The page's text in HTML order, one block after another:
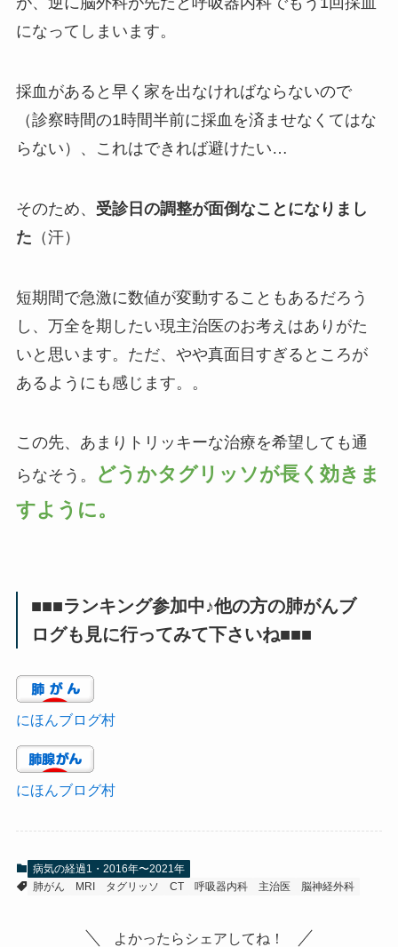
になってしまいます。
採血があると早く家を出なければならないので
（診察時間の1時間半前に採血を済ませなくてはな
らない）、これはできれば避けたい…
そのため、 受診日の調整が面倒なことになりまし
た （汗）
短期間で急激に数値が変動することもあるだろう
し、万全を期したい現主治医のお考えはありがた
いと思います。ただ、やや真面目すぎるところが
あるようにも感じます。。
この先、あまりトリッキーな治療を希望しても通
らなそう。
どうかタグリッソが長く効きま
すように。
■■■ランキング参加中♪他の方の肺がんブ
ログも見に行ってみて下さいね■■■
にほんブログ村
にほんブログ村
病気の経過1・2016年〜2021年
肺がん
MRI タグリッソ CT 呼吸器内科 主治医 脳神経外科
よかったらシェアしてね！